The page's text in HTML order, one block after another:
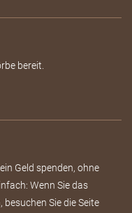
bereit.
Geld spenden, ohne
Wenn Sie das
Sie die Seite